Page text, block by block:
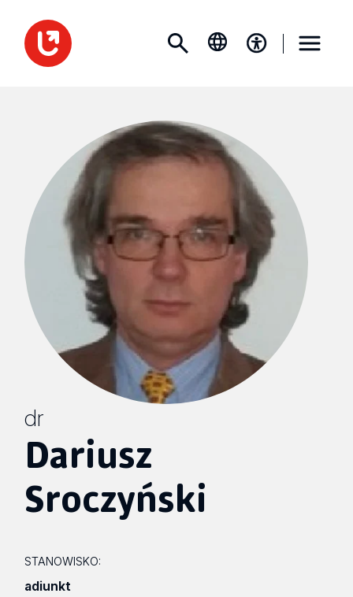
dr
Dariusz
Sroczyński
STANOWISKO:
adiunkt